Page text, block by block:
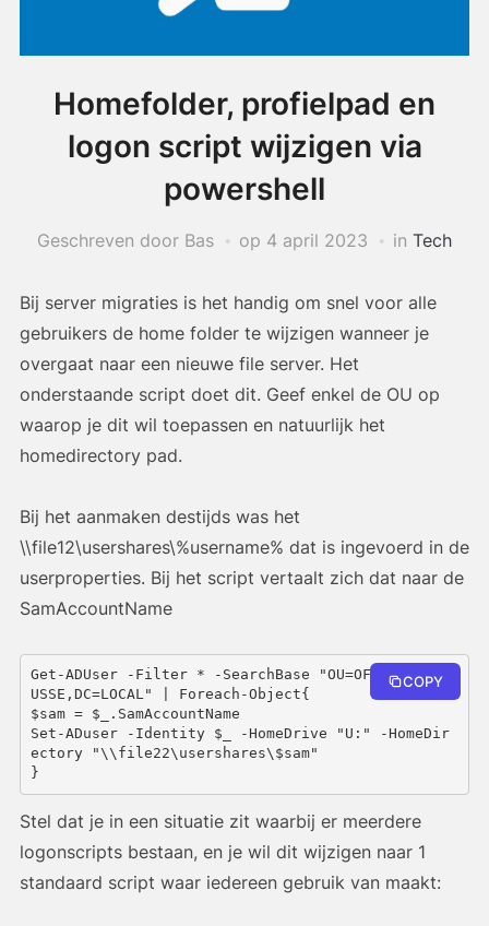
Homefolder, profielpad en
logon script wijzigen via
powershell
Geschreven door Bas op 4 april 2023 in Tech
Bij server migraties is het handig om snel voor alle
gebruikers de home folder te wijzigen wanneer je
overgaat naar een nieuwe file server. Het
onderstaande script doet dit. Geef enkel de OU op
waarop je dit wil toepassen en natuurlijk het
homedirectory pad.
Bij het aanmaken destijds was het
\\file12\usershares\%username% dat is ingevoerd in de
userproperties. Bij het script vertaalt zich dat naar de
SamAccountName
Get-ADUser -Filter * -SearchBase "OU=OFFICE,DC=S
USSE,DC=LOCAL" | Foreach-Object{
$sam = $_.SamAccountName
Set-ADuser -Identity $_ -HomeDrive "U:" -HomeDir
ectory "\\file22\usershares\$sam"
}
COPY
Stel dat je in een situatie zit waarbij er meerdere
logonscripts bestaan, en je wil dit wijzigen naar 1
standaard script waar iedereen gebruik van maakt: